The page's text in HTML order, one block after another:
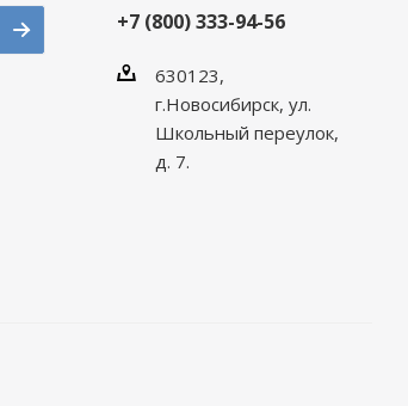
+7 (800) 333-94-56
630123,
г.Новосибирск, ул.
Школьный переулок,
д. 7.